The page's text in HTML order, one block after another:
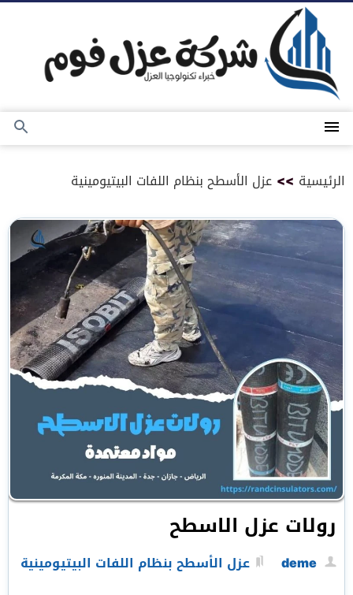
المحتوى
القائمة
بحث
الرئيسية >> عزل الأسطح بنظام اللفات البيتيومينية
رولات عزل الاسطح
deme عزل الأسطح بنظام اللفات البيتيومينية